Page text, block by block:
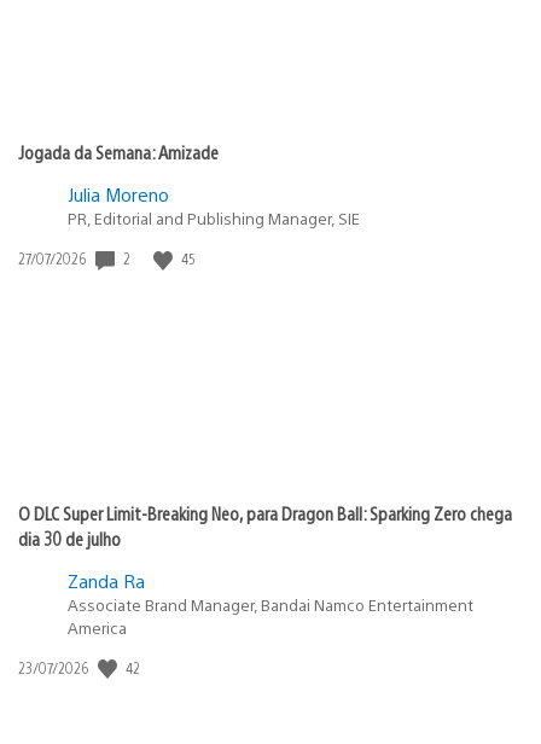
Jogada da Semana: Amizade
Julia Moreno
PR, Editorial and Publishing Manager, SIE
Data
27/07/2026 2 45
O DLC Super Limit-Breaking Neo, para Dragon Ball: Sparking Zero chega
dia 30 de julho
Zanda Ra
Associate Brand Manager, Bandai Namco Entertainment
America
Data
23/07/2026 42